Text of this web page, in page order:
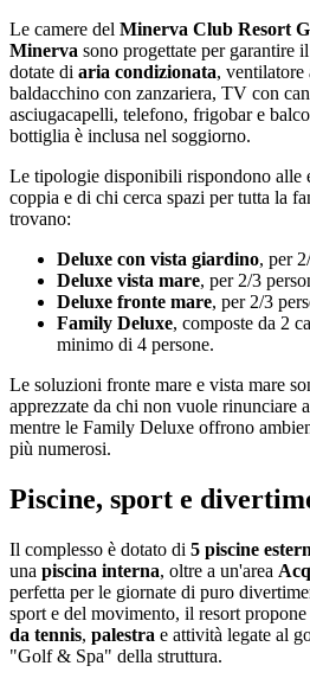
Le camere del Minerva Club Resort
Minerva sono progettate per garantire
dotate di aria condizionata, ventilatore
baldacchino con zanzariera, TV con
asciugacapelli, telefono, frigobar e
bottiglia è inclusa nel soggiorno.
Le tipologie disponibili rispondono alle
coppia e di chi cerca spazi per tutta la
trovano:
Deluxe con vista giardino, per
Deluxe vista mare, per 2/3
Deluxe fronte mare, per 2/3
Family Deluxe, composte da 2
minimo di 4 persone.
Le soluzioni fronte mare e vista mare
apprezzate da chi non vuole rinunciare
mentre le Family Deluxe offrono
più numerosi.
Piscine, sport e
Il complesso è dotato di 5 piscine
una piscina interna, oltre a un'area
perfetta per le giornate di puro
sport e del movimento, il resort propone
da tennis, palestra e attività legate al
"Golf & Spa" della struttura.